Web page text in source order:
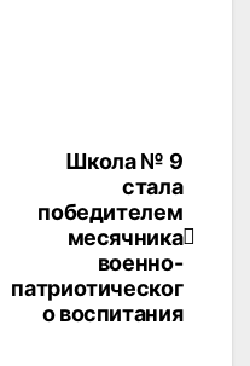
Школа № 9
стала
победителем
месячника
военно-
патриотическог
о воспитания